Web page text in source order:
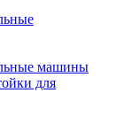
машины
для